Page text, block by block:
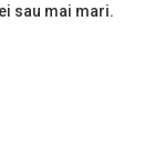
sau mai mari.